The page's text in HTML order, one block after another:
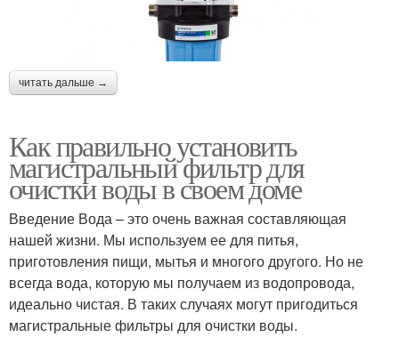
читать дальше →
Как правильно установить
магистральный фильтр для
очистки воды в своем доме
Введение Вода – это очень важная составляющая
нашей жизни. Мы используем ее для питья,
приготовления пищи, мытья и многого другого. Но не
всегда вода, которую мы получаем из водопровода,
идеально чистая. В таких случаях могут пригодиться
магистральные фильтры для очистки воды.